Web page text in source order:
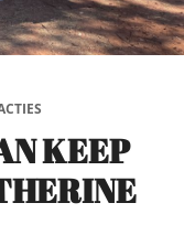
KEEP